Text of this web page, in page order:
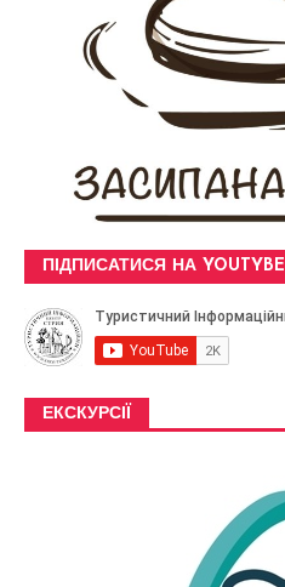
ПІДПИСАТИСЯ НА YOUTYBE
ЕКСКУРСІЇ